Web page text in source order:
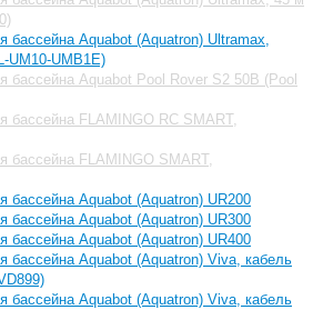
бассейна Aquabot (Aquatron) Ultramax,
UM10-UMB1E)
бассейна Aquabot Pool Rover S2 50B (Pool
бассейна FLAMINGO RC SMART,
бассейна FLAMINGO SMART,
бассейна Aquabot (Aquatron) UR200
бассейна Aquabot (Aquatron) UR300
бассейна Aquabot (Aquatron) UR400
бассейна Aquabot (Aquatron) Viva, кабель
бассейна Aquabot (Aquatron) Viva, кабель